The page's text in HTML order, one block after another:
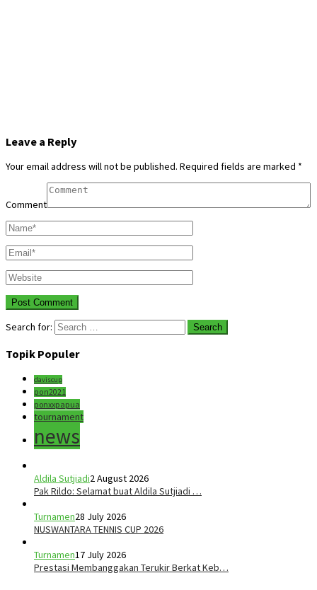
Leave a Reply
Your email address will not be published. Required fields are marked *
Comment
Search for:
Topik Populer
daviscup
pon2021
ponxxpapua
tournament
news
Aldila Sutjiadi2 August 2026
Pak Rildo: Selamat buat Aldila Sutjiadi …
Turnamen28 July 2026
NUSWANTARA TENNIS CUP 2026
Turnamen17 July 2026
Prestasi Membanggakan Terukir Berkat Keb…